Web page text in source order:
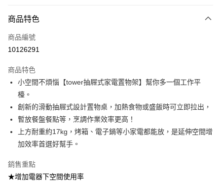
4.訂單成立30分鐘內，如未前往確認交易或遇審核未通過，訂單將自動取
消。如遇「轉專審核」未通過狀況，表示未達大哥付你分期系統評分，恕無
【繳款方式說明】
1.分期款項不併入電信帳單，「大哥付你分期」於每月結算日後寄送繳費提
2.透過簡訊連結打開帳單後，可選擇「超商條碼／台灣大直營門市／銀行轉
【注意事項】
1.本服務係由「台灣大哥大股份有限公司」（以下簡稱本公司）所提供，讓
用戶於交易時，得透過本服務購買商品或服務，並由商店將買賣／分期付款
買賣價金債權讓與本公司後，依約使用本公司帳單繳交帳款。
2.基於同意付款使用「大哥付你分期」之契約關係目的，商店將以您的個人
由本公司與您本人進行分期帳單所需資料之確認、核對及更正。
每筆NT$150，滿NT$299(含以上)免運費
商品特色
商品編號
10126291
商品特色
小空間不煩惱【tower抽屜式家電置物架】幫你多一個工作平
檯。
創新的滑動抽屜式設計置物桌，加熱食物或盛飯時可立即拉出，
暫放餐盤餐點等，烹調作業效率更高！
上方耐重約17kg，烤箱、電子鍋等小家電都能放，是延伸空間增
加效率首選好幫手。
銷售重點
★增加電器下空間使用率